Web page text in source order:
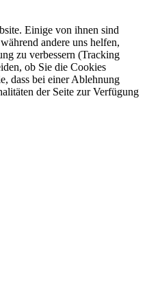
Einige von ihnen sind
andere uns helfen,
zu verbessern (Tracking
ob Sie die Cookies
dass bei einer Ablehnung
der Seite zur Verfügung